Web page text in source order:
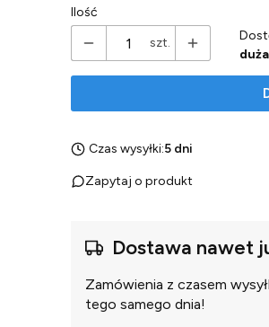
Ilość
szt.
Czas wysyłki:5 dni
Zapytaj o produkt
Dostawa nawet
Zamówienia z czasem
tego samego dnia!